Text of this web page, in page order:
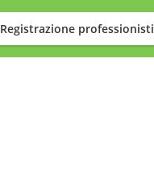
Registrazione professionisti